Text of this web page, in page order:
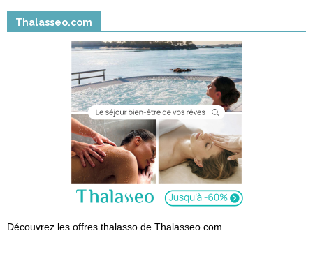
Thalasseo.com
Découvrez les offres thalasso de Thalasseo.com